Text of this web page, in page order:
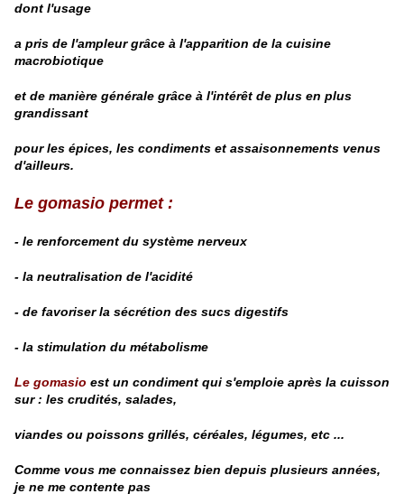
dont l'usage
a pris de l'ampleur grâce à l'apparition de la cuisine
macrobiotique
et de manière générale grâce à l'intérêt de plus en plus
grandissant
pour les épices, les condiments et assaisonnements venus
d'ailleurs.
Le gomasio permet :
- le renforcement du système nerveux
- la neutralisation de l'acidité
- de favoriser la sécrétion des sucs digestifs
- la stimulation du métabolisme
Le gomasio est un condiment qui s'emploie après la cuisson
sur : les crudités, salades,
viandes ou poissons grillés, céréales, légumes, etc ...
Comme vous me connaissez bien depuis plusieurs années,
je ne me contente pas